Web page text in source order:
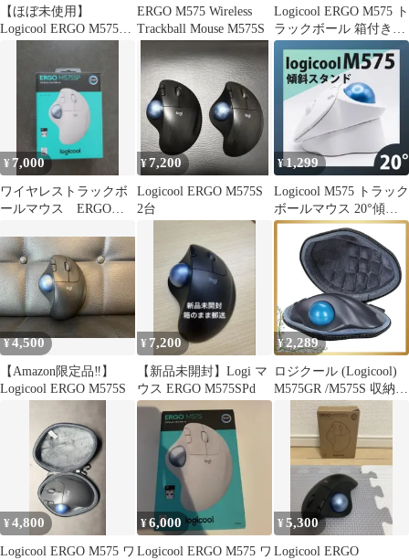
【ほぼ未使用】
Logicool ERGO M575SP
ERGO M575 Wireless
Trackball Mouse M575S
Logicool ERGO M575 ト
ラックボール 箱付き
BK
¥ 7,000
ワイヤレストラックボ
ールマウス ERGO
¥7,200
Logicool ERGO M575S
2台
¥ 1,299
Logicool M575 トラック
ボールマウス 20°傾斜
スタンド ロジクール
¥4,500
【Amazon限定品‼︎】
Logicool ERGO M575S
¥ 7,200
【新品未開封】Logi マ
ウス ERGO M575SPd
¥2,289
ロジクール (Logicool)
M575GR /M575S 収納ケ
ース用 ワイヤレスマウ
ス トラックボール専用
保護収納ケース 1
¥4,800
Logicool ERGO M575 ワ
¥6,000
Logicool ERGO M575 ワ
¥5,300
Logicool ERGO